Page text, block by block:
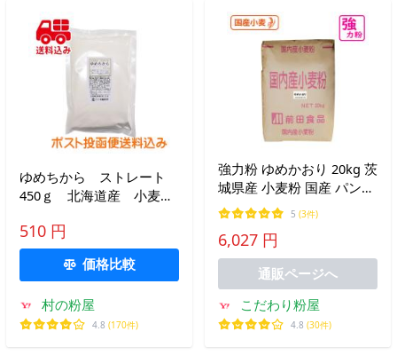
ゆめちから ストレート
450ｇ 北海道産 小麦強
510 円
価格比較
村の粉屋
4.8 (170件)
強力粉 ゆめかおり 20kg 茨
城県産 小麦粉 国産 パン用
粉 パン用小麦粉 パン用強
力粉 パン粉 食パン 菓子パ
ン 業務用 前田食品
5 (3件)
6,027 円
通販ページへ
こだわり粉屋
4.8 (30件)